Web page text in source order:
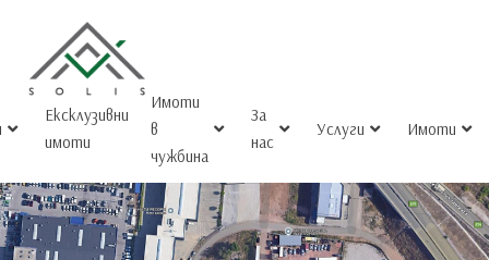
Ексклузивни
имоти
Имоти
в
чужбина
За
нас
Услуги Имоти